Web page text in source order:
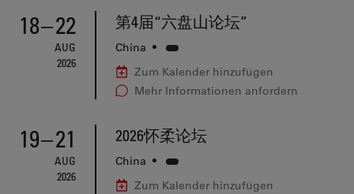
18–22
AUG
2026
第4届“六盘山论坛”
China •
Zum Kalender hinzufügen
Mehr Informationen anfordern
19–21
AUG
2026
2026怀柔论坛
China •
Zum Kalender hinzufügen